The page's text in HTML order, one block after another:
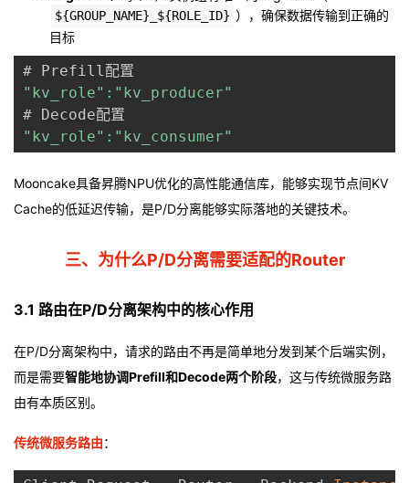
${GROUP_NAME}_${ROLE_ID} ），确保数据传输到正确的
目标
"kv_role" : "kv_producer"
"kv_role" : "kv_consumer"
Mooncake具备昇腾NPU优化的高性能通信库，能够实现节点间KV
Cache的低延迟传输，是P/D分离能够实际落地的关键技术。
三、为什么P/D分离需要适配的Router
3.1 路由在P/D分离架构中的核心作用
在P/D分离架构中，请求的路由不再是简单地分发到某个后端实例，
而是需要智能地协调Prefill和Decode两个阶段，这与传统微服务路
由有本质区别。
传统微服务路由：